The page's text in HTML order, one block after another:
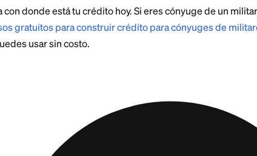
Si tu estatus cubierto termina, la cuota puede
contar con ello.
Estas tarjetas premium esperan crédito bueno a
solicitar invita a un rechazo y a una consulta dura